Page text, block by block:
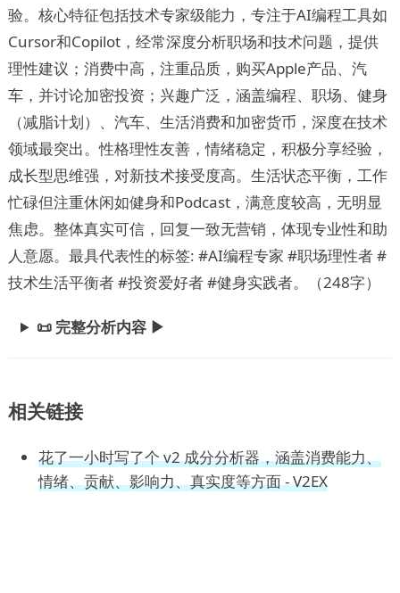
验。核心特征包括技术专家级能力，专注于AI编程工具如
Cursor和Copilot，经常深度分析职场和技术问题，提供
理性建议；消费中高，注重品质，购买Apple产品、汽
车，并讨论加密投资；兴趣广泛，涵盖编程、职场、健身
（减脂计划）、汽车、生活消费和加密货币，深度在技术
领域最突出。性格理性友善，情绪稳定，积极分享经验，
成长型思维强，对新技术接受度高。生活状态平衡，工作
忙碌但注重休闲如健身和Podcast，满意度较高，无明显
焦虑。整体真实可信，回复一致无营销，体现专业性和助
人意愿。最具代表性的标签: #AI编程专家 #职场理性者 #
技术生活平衡者 #投资爱好者 #健身实践者。（248字）
📜 完整分析内容 ▶
相关链接
花了一小时写了个 v2 成分分析器，涵盖消费能力、
情绪、贡献、影响力、真实度等方面 - V2EX